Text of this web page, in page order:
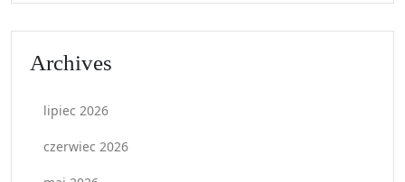
Archives
lipiec 2026
czerwiec 2026